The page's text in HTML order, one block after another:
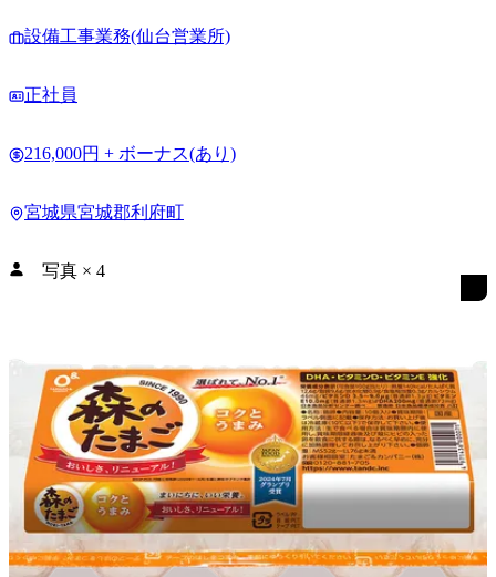
設備工事業務(仙台営業所)
正社員
216,000円 + ボーナス(あり)
宮城県宮城郡利府町
写真 × 4